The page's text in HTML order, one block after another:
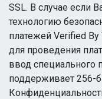
SSL. В случае если
технологию
платежей Verified By
для проведения
ввод специального
поддерживает 256-